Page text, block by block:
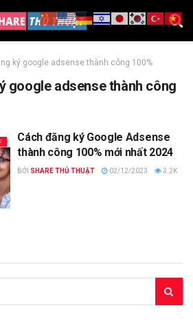
ký google adsense thành công 100%
google adsense thành công
Cách đăng ký Google Adsense
thành công 100% mới nhất 2024
BỞI SHARE THỦ THUẬT 02/12/2023 3.2K